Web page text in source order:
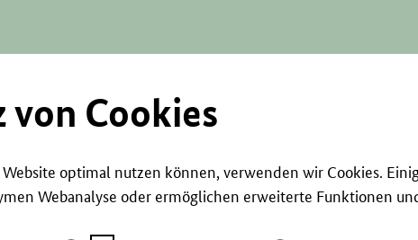
von Cookies
Website optimal nutzen können, verwenden wir Cookies.
Webanalyse oder ermöglichen erweiterte Funktionen